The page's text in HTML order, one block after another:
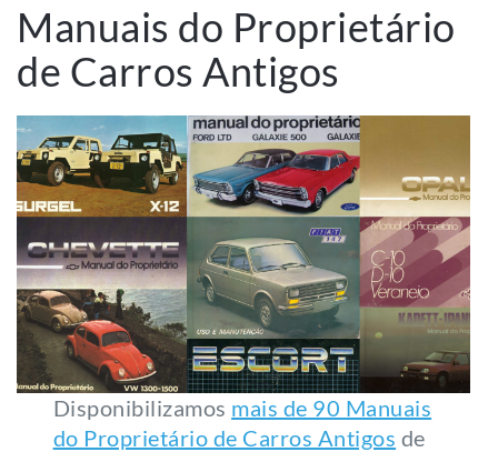
Manuais do Proprietário
de Carros Antigos
Disponibilizamos mais de 90 Manuais
do Proprietário de Carros Antigos de